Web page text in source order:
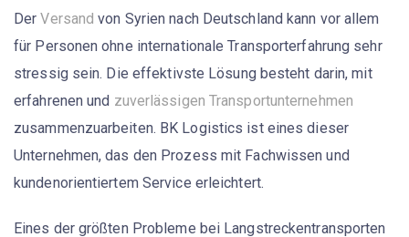
DerVersand von Syrien nach Deutschland kann vor allem
für Personen ohne internationale Transporterfahrung sehr
stressig sein. Die effektivste Lösung besteht darin, mit
erfahrenen und zuverlässigen Transportunternehmen
zusammenzuarbeiten. BK Logistics ist eines dieser
Unternehmen, das den Prozess mit Fachwissen und
kundenorientiertem Service erleichtert.
Eines der größten Probleme bei Langstreckentransporten